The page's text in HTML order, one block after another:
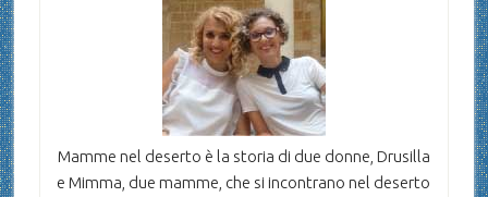
Mamme nel deserto è la storia di due donne, Drusilla
e Mimma, due mamme, che si incontrano nel deserto